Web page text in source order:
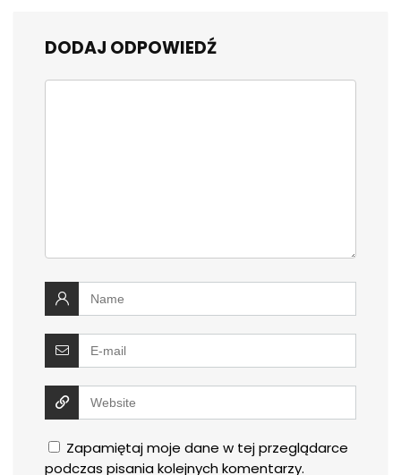
DODAJ ODPOWIEDŹ
Zapamiętaj moje dane w tej przeglądarce
podczas pisania kolejnych komentarzy.